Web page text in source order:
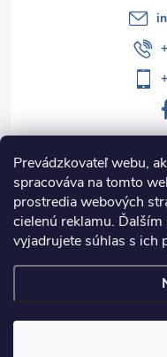
Prevádzkovateľ webu,
spracováva na tomto
prostredia webových
cielenú reklamu.
vyjadrujete súhlas s ich
Informácie pre vás
Kategórie